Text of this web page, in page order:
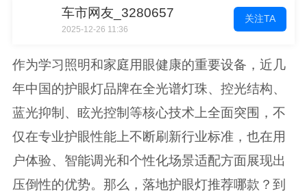
车市网友_3280657
2025-12-26 11:36
关注TA
作为学习照明和家庭用眼健康的重要设备，近几
年中国的护眼灯品牌在全光谱灯珠、控光结构、
蓝光抑制、眩光控制等核心技术上全面突围，不
仅在专业护眼性能上不断刷新行业标准，也在用
户体验、智能调光和个性化场景适配方面展现出
压倒性的优势。那么，落地护眼灯推荐哪款？到